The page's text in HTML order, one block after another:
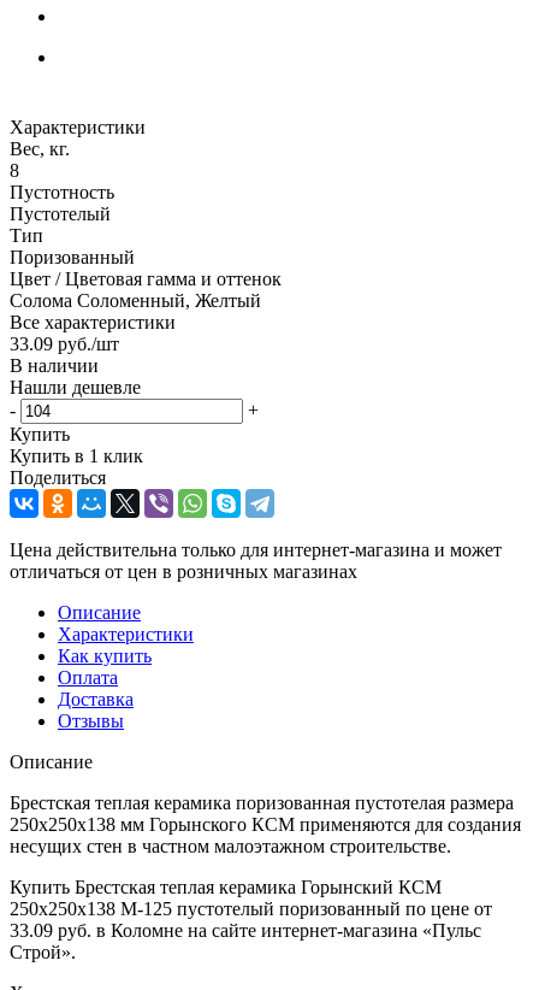
Характеристики
Вес, кг.
8
Пустотность
Пустотелый
Тип
Поризованный
Цвет / Цветовая гамма и оттенок
Солома Соломенный, Желтый
Все характеристики
33.09 руб./шт
В наличии
Нашли дешевле
-
+
Купить
Купить в 1 клик
Поделиться
Цена действительна только для интернет-магазина и может
отличаться от цен в розничных магазинах
Описание
Характеристики
Как купить
Оплата
Доставка
Отзывы
Описание
Брестская теплая керамика поризованная пустотелая размера
250х250х138 мм Горынского КСМ применяются для создания
несущих стен в частном малоэтажном строительстве.
Купить Брестская теплая керамика Горынский КСМ
250х250х138 М-125 пустотелый поризованный по цене от
33.09 руб. в Коломне на сайте интернет-магазина «Пульс
Строй».